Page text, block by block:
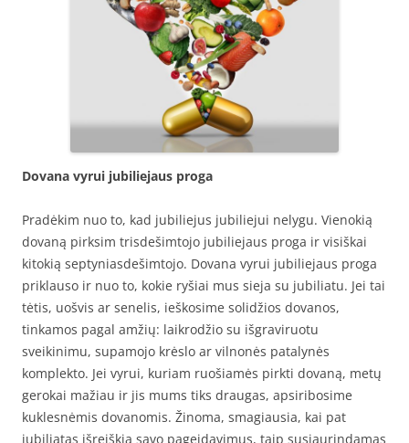
Dovana vyrui jubiliejaus proga
Pradėkim nuo to, kad jubiliejus jubiliejui nelygu. Vienokią
dovaną pirksim trisdešimtojo jubiliejaus proga ir visiškai
kitokią septyniasdešimtojo. Dovana vyrui jubiliejaus proga
priklauso ir nuo to, kokie ryšiai mus sieja su jubiliatu. Jei tai
tėtis, uošvis ar senelis, ieškosime solidžios dovanos,
tinkamos pagal amžių: laikrodžio su išgraviruotu
sveikinimu, supamojo krėslo ar vilnonės patalynės
komplekto. Jei vyrui, kuriam ruošiamės pirkti dovaną, metų
gerokai mažiau ir jis mums tiks draugas, apsiribosime
kuklesnėmis dovanomis. Žinoma, smagiausia, kai pat
jubiliatas išreiškia savo pageidavimus, taip susiaurindamas